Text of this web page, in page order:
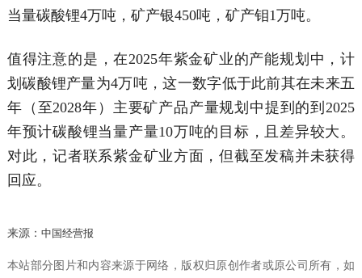
当量碳酸锂4万吨，矿产银450吨，矿产钼1万吨。
值得注意的是，在2025年紫金矿业的产能规划中，计
划碳酸锂产量为4万吨，这一数字低于此前其在未来五
年（至2028年）主要矿产品产量规划中提到的到2025
年预计碳酸锂当量产量10万吨的目标，且差异较大。
对此，记者联系紫金矿业方面，但截至发稿并未获得
回应。
来源： 中国经营报
本站部分图片和内容来源于网络，版权归原创作者或原公司所有，如